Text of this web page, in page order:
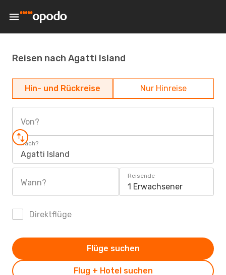
Reisen nach Agatti Island
Hin- und Rückreise Nur Hinreise
Von?
Nach?
Agatti Island
Wann?
Reisende
1 Erwachsener
Direktflüge
Flug + Hotel suchen
Flüge suchen